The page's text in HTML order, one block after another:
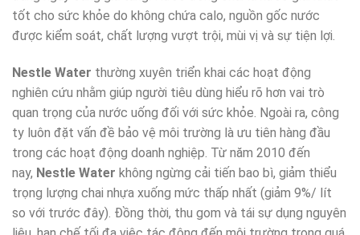
tốt cho sức khỏe do không chứa calo, nguồn gốc nước
được kiểm soát, chất lượng vượt trội, mùi vị và sự tiện lợi.
Nestle Water thường xuyên triển khai các hoạt động
nghiên cứu nhằm giúp người tiêu dùng hiểu rõ hơn vai trò
quan trọng của nước uống đối với sức khỏe. Ngoài ra, công
ty luôn đặt vấn đề bảo vệ môi trường là ưu tiên hàng đầu
trong các hoạt động doanh nghiệp. Từ năm 2010 đến
nay, Nestle Water không ngừng cải tiến bao bì, giảm thiểu
trọng lượng chai nhựa xuống mức thấp nhất (giảm 9%/ lít
so với trước đây). Đồng thời, thu gom và tái sự dụng nguyên